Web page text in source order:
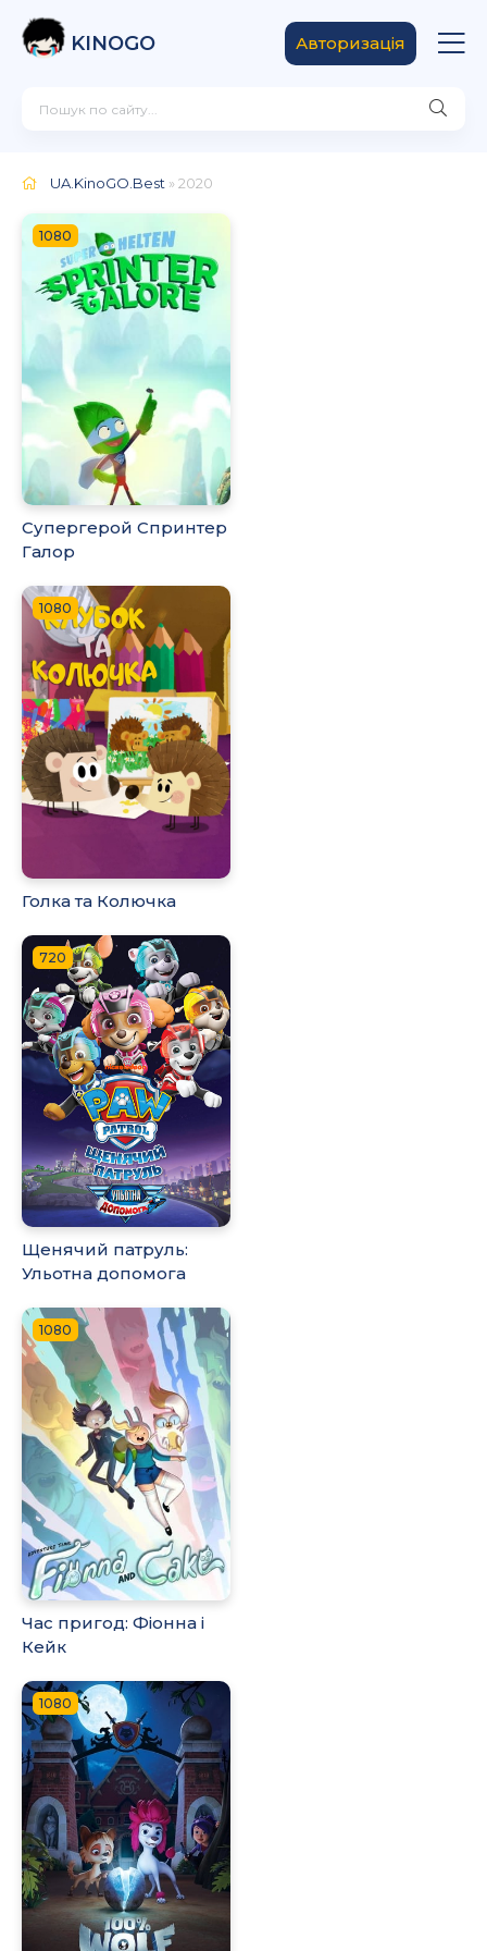
KINOGO Авторизація
UA.KinoGO.Best » 2020
1080
Супергерой Спринтер
Галор
1080
Голка та Колючка
720
Щенячий патруль:
Ульотна допомога
1080
Час пригод: Фіонна і
Кейк
1080